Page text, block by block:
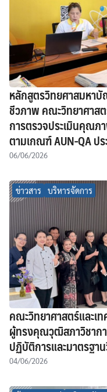
หลักสูตรวิทยศาสมหา
ชีวภาพ คณะวิทยาศาส
การตรวจประเมินคุณภ
ตามเกณฑ์ AUN-QA ป
06/06/2026
ข่าวสาร บริหารจัดการ
คณะวิทยาศาสตร์และเ
ผู้ทรงคุณวุฒิสภาวิชาก
ปฏิบัติการและมาตรฐา
04/06/2026